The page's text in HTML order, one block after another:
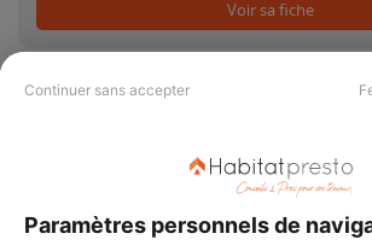
Continuer sans accepter
Paramètres personnels de
Voir sa fiche
PAS LE TEMPS
CHERCHER